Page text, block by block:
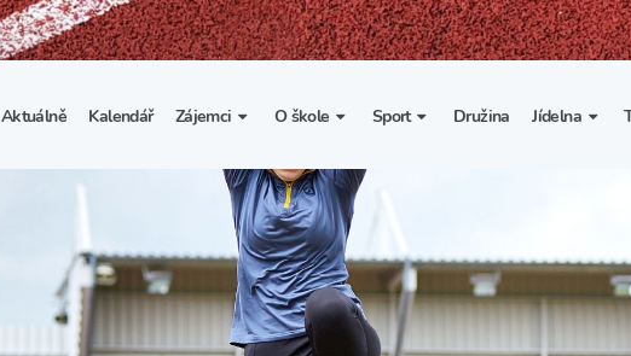
Aktuálně Kalendář Zájemci
1. třída
Sportovní třídy
Nesportovní třídy
O škole
Základní informace
Organizace školního roku
Výuka a učební plán
Zájmové kroužky
Sport
Spolupráce se sportovními
kluby
Družina Jídelna
Vnitřní řád